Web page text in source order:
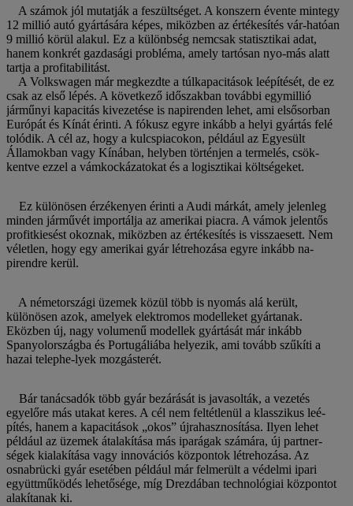
A számok jól mutatják a feszültséget. A konszern évente mintegy
12 millió autó gyártására képes, miközben az értékesítés vár-hatóan
9 millió körül alakul. Ez a különbség nemcsak statisztikai adat,
hanem konkrét gazdasági probléma, amely tartósan nyo-más alatt
tartja a profitabilitást.
A Volkswagen már megkezdte a túlkapacitások leépítését, de ez
csak az első lépés. A következő időszakban további egymillió
járműnyi kapacitás kivezetése is napirenden lehet, ami elsősorban
Európát és Kínát érinti. A fókusz egyre inkább a helyi gyártás felé
tolódik. A cél az, hogy a kulcspiacokon, például az Egyesült
Államokban vagy Kínában, helyben történjen a termelés, csök-
kentve ezzel a vámkockázatokat és a logisztikai költségeket.
Ez különösen érzékenyen érinti a Audi márkát, amely jelenleg
minden járművét importálja az amerikai piacra. A vámok jelentős
profitkiesést okoznak, miközben az értékesítés is visszaesett. Nem
véletlen, hogy egy amerikai gyár létrehozása egyre inkább na-
pirendre kerül.
A németországi üzemek közül több is nyomás alá került,
különösen azok, amelyek elektromos modelleket gyártanak.
Eközben új, nagy volumenű modellek gyártását már inkább
Spanyolországba és Portugáliába helyezik, ami tovább szűkíti a
hazai telephe-lyek mozgásterét.
Bár tanácsadók több gyár bezárását is javasolták, a vezetés
egyelőre más utakat keres. A cél nem feltétlenül a klasszikus leé-
pítés, hanem a kapacitások „okos” újrahasznosítása. Ilyen lehet
például az üzemek átalakítása más iparágak számára, új partner-
ségek kialakítása vagy innovációs központok létrehozása. Az
osnabrücki gyár esetében például már felmerült a védelmi ipari
együttműködés lehetősége, míg Drezdában technológiai központot
alakítanak ki.